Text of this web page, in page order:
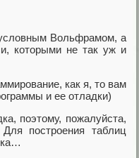
условным Вольфрамом, а
которыми не так уж и
как я, то вам
и ее отладки)
поэтому, пожалуйста,
построения таблиц